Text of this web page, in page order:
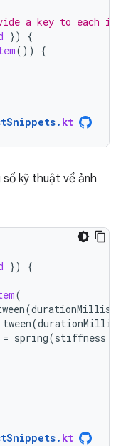
a key to each
})
{
())
{
. kt
kỹ thuật về ảnh
})
{
(
(durationMillis
tween(durationMillis
= spring(stiffness
. kt